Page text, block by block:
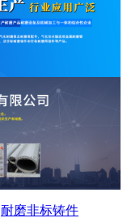
耐磨非标铸件